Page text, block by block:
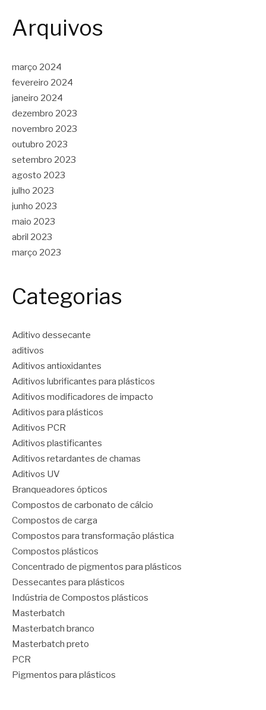
Arquivos
março 2024
fevereiro 2024
janeiro 2024
dezembro 2023
novembro 2023
outubro 2023
setembro 2023
agosto 2023
julho 2023
junho 2023
maio 2023
abril 2023
março 2023
Categorias
Aditivo dessecante
aditivos
Aditivos antioxidantes
Aditivos lubrificantes para plásticos
Aditivos modificadores de impacto
Aditivos para plásticos
Aditivos PCR
Aditivos plastificantes
Aditivos retardantes de chamas
Aditivos UV
Branqueadores ópticos
Compostos de carbonato de cálcio
Compostos de carga
Compostos para transformação plástica
Compostos plásticos
Concentrado de pigmentos para plásticos
Dessecantes para plásticos
Indústria de Compostos plásticos
Masterbatch
Masterbatch branco
Masterbatch preto
PCR
Pigmentos para plásticos